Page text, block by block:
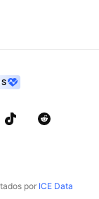
por ICE Data